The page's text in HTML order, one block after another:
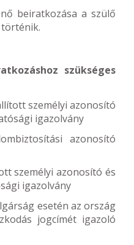
beiratkozása a szülő
történik.
szükséges
személyi azonosító
igazolvány
azonosító
személyi azonosító és
igazolvány
esetén az ország
jogcímét igazoló